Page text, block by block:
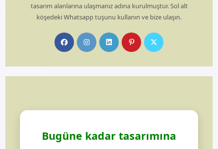
tasarım alanlarına ulaşmanız adına kurulmuştur. Sol alt
köşedeki Whatsapp tuşunu kullanın ve bize ulaşın.
Opens
in
new
Opens
in
new
Opens
in
new
Opens
in
new
Opens
new
Bugüne kadar tasarımına